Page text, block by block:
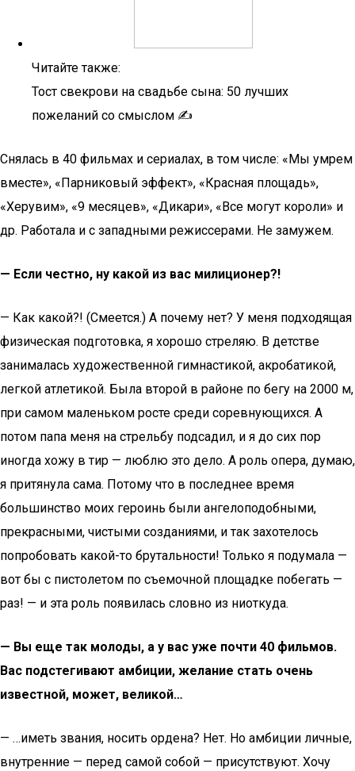
Читайте также:
Тост свекрови на свадьбе сына: 50 лучших
пожеланий со смыслом ✍
Снялась в 40 фильмах и сериалах, в том числе: «Мы умрем
вместе», «Парниковый эффект», «Красная площадь»,
«Херувим», «9 месяцев», «Дикари», «Все могут короли» и
др. Работала и с западными режиссерами. Не замужем.
— Если честно, ну какой из вас милиционер?!
— Как какой?! (Смеется.) А почему нет? У меня подходящая
физическая подготовка, я хорошо стреляю. В детстве
занималась художественной гимнастикой, акробатикой,
легкой атлетикой. Была второй в районе по бегу на 2000 м,
при самом маленьком росте среди соревнующихся. А
потом папа меня на стрельбу подсадил, и я до сих пор
иногда хожу в тир — люблю это дело. А роль опера, думаю,
я притянула сама. Потому что в последнее время
большинство моих героинь были ангелоподобными,
прекрасными, чистыми созданиями, и так захотелось
попробовать какой-то брутальности! Только я подумала —
вот бы с пистолетом по съемочной площадке побегать —
раз! — и эта роль появилась словно из ниоткуда.
— Вы еще так молоды, а у вас уже почти 40 фильмов.
Вас подстегивают амбиции, желание стать очень
известной, может, великой…
— …иметь звания, носить ордена? Нет. Но амбиции личные,
внутренние — перед самой собой — присутствуют. Хочу